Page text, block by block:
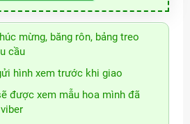
mừng, băng rôn, bảng treo
cầu
hình xem trước khi giao
được xem mẫu hoa mình đã